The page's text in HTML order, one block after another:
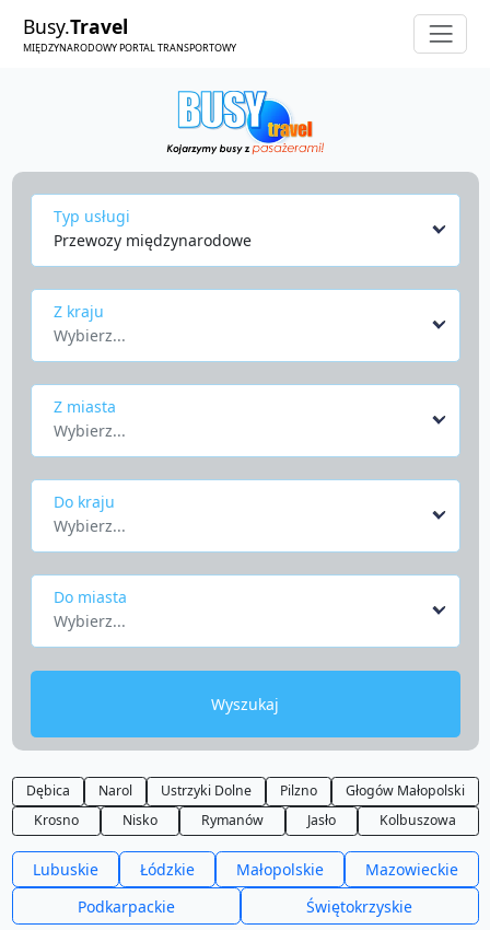
Busy.Travel
MIĘDZYNARODOWY PORTAL TRANSPORTOWY
Typ usługi
Przewozy międzynarodowe
Z kraju
Wybierz...
Z miasta
Wybierz...
Do kraju
Wybierz...
Do miasta
Wybierz...
Wyszukaj
Dębica Narol Ustrzyki Dolne Pilzno
Głogów Małopolski
Krosno
Nisko Rymanów Jasło Kolbuszowa
Lubuskie Łódzkie Małopolskie
Mazowieckie
Podkarpackie
Świętokrzyskie